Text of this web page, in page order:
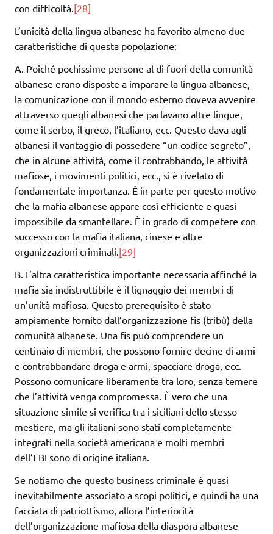
con difficoltà.[28]
L’unicità della lingua albanese ha favorito almeno due
caratteristiche di questa popolazione:
A. Poiché pochissime persone al di fuori della comunità
albanese erano disposte a imparare la lingua albanese,
la comunicazione con il mondo esterno doveva avvenire
attraverso quegli albanesi che parlavano altre lingue,
come il serbo, il greco, l’italiano, ecc. Questo dava agli
albanesi il vantaggio di possedere “un codice segreto”,
che in alcune attività, come il contrabbando, le attività
mafiose, i movimenti politici, ecc., si è rivelato di
fondamentale importanza. È in parte per questo motivo
che la mafia albanese appare così efficiente e quasi
impossibile da smantellare. È in grado di competere con
successo con la mafia italiana, cinese e altre
organizzazioni criminali.[29]
B. L’altra caratteristica importante necessaria affinché la
mafia sia indistruttibile è il lignaggio dei membri di
un’unità mafiosa. Questo prerequisito è stato
ampiamente fornito dall’organizzazione fis (tribù) della
comunità albanese. Una fis può comprendere un
centinaio di membri, che possono fornire decine di armi
e contrabbandare droga e armi, spacciare droga, ecc.
Possono comunicare liberamente tra loro, senza temere
che l’attività venga compromessa. È vero che una
situazione simile si verifica tra i siciliani dello stesso
mestiere, ma gli italiani sono stati completamente
integrati nella società americana e molti membri
dell’FBI sono di origine italiana.
Se notiamo che questo business criminale è quasi
inevitabilmente associato a scopi politici, e quindi ha una
facciata di patriottismo, allora l’interiorità
dell’organizzazione mafiosa della diaspora albanese